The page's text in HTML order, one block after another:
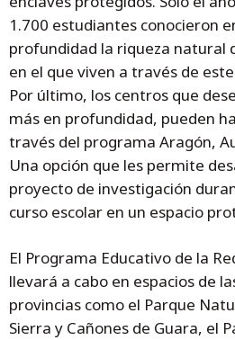
1.700 estudiantes conocieron
profundidad la riqueza natural
en el que viven a través de
Por último, los centros que
más en profundidad, pueden
través del programa Aragón,
Una opción que les permite
proyecto de investigación
curso escolar en un espacio
El Programa Educativo de la
llevará a cabo en espacios de
provincias como el Parque
Sierra y Cañones de Guara, el